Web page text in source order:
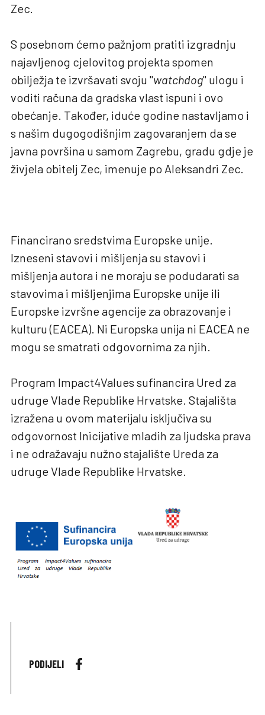
Zec.
S posebnom ćemo pažnjom pratiti izgradnju
najavljenog cjelovitog projekta spomen
obilježja te izvršavati svoju "watchdog" ulogu i
voditi računa da gradska vlast ispuni i ovo
obećanje. Također, iduće godine nastavljamo i
s našim dugogodišnjim zagovaranjem da se
javna površina u samom Zagrebu, gradu gdje je
živjela obitelj Zec, imenuje po Aleksandri Zec.
Financirano sredstvima Europske unije.
Izneseni stavovi i mišljenja su stavovi i
mišljenja autora i ne moraju se podudarati sa
stavovima i mišljenjima Europske unije ili
Europske izvršne agencije za obrazovanje i
kulturu (EACEA). Ni Europska unija ni EACEA ne
mogu se smatrati odgovornima za njih.
Program Impact4Values sufinancira Ured za
udruge Vlade Republike Hrvatske. Stajališta
izražena u ovom materijalu isključiva su
odgovornost Inicijative mladih za ljudska prava
i ne odražavaju nužno stajalište Ureda za
udruge Vlade Republike Hrvatske.
PODIJELI